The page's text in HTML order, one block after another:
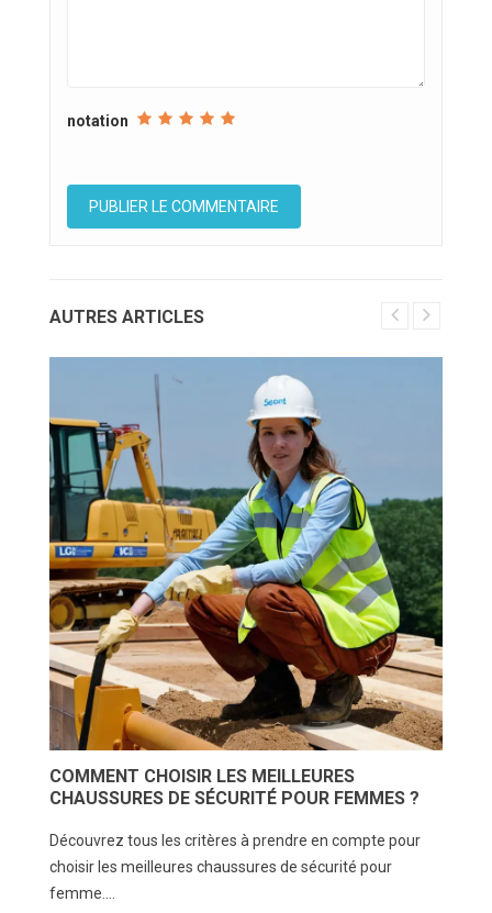
notation
AUTRES ARTICLES
COMMENT CHOISIR LES MEILLEURES
CHAUSSURES DE SÉCURITÉ POUR FEMMES ?
Découvrez tous les critères à prendre en compte pour
choisir les meilleures chaussures de sécurité pour
femme....